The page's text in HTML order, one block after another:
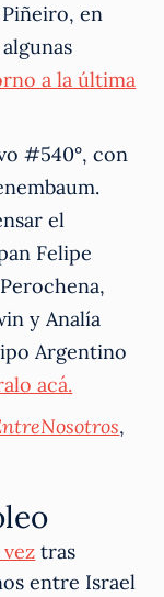
en
a la última
#540°, con
el
Felipe
y Analía
Argentino
acá.
,
tras
entre Israel